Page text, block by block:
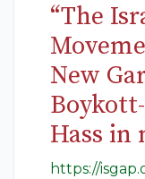
“The
New
Hass in
https://